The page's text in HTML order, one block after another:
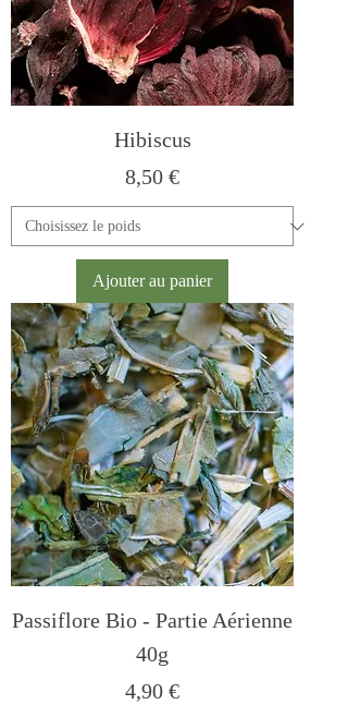
Hibiscus
Prix
8,50 €
Ajouter au panier
Passiflore Bio - Partie Aérienne
40g
Prix
4,90 €